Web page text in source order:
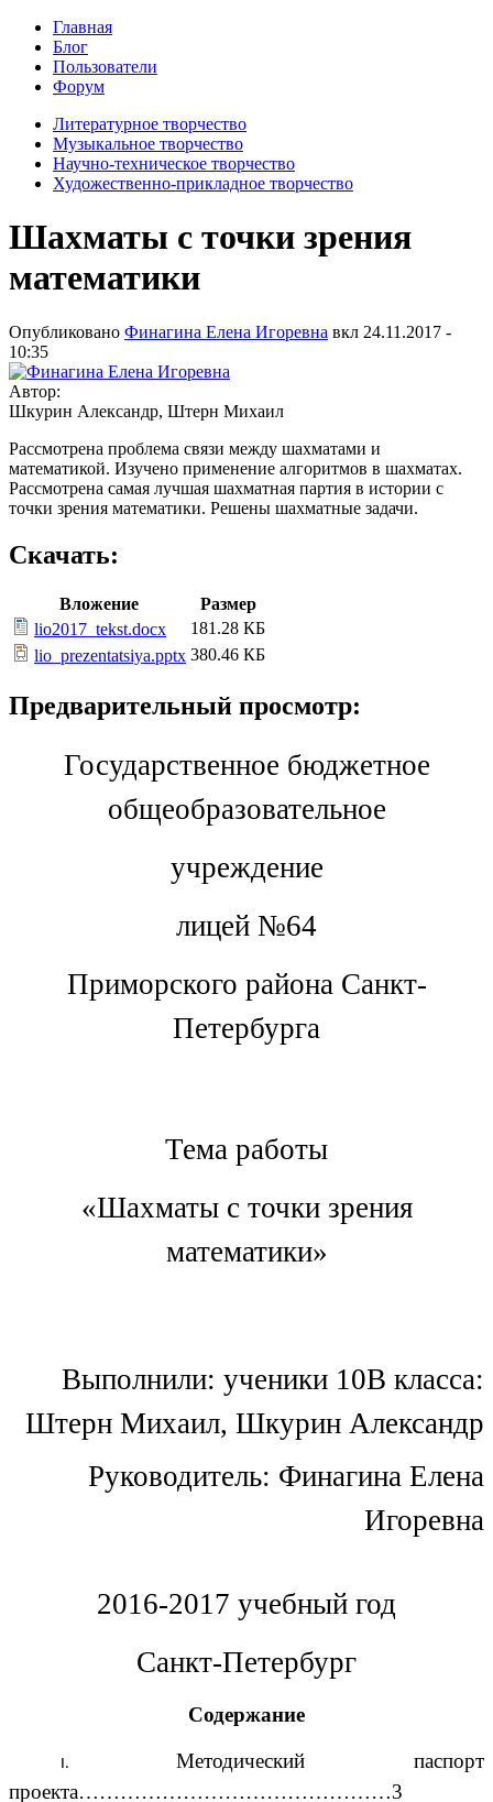
Главная
Блог
Пользователи
Форум
Литературное творчество
Музыкальное творчество
Научно-техническое творчество
Художественно-прикладное творчество
Шахматы с точки зрения
математики
Опубликовано Финагина Елена Игоревна вкл 24.11.2017 -
10:35
Автор:
Шкурин Александр, Штерн Михаил
Рассмотрена проблема связи между шахматами и
математикой. Изучено применение алгоритмов в шахматах.
Рассмотрена самая лучшая шахматная партия в истории с
точки зрения математики. Решены шахматные задачи.
Скачать:
Вложение
Размер
lio2017_tekst.docx
181.28 КБ
lio_prezentatsiya.pptx 380.46 КБ
Предварительный просмотр:
Государственное бюджетное
общеобразовательное
учреждение
лицей №64
Приморского района Санкт-
Петербурга
Тема работы
«Шахматы с точки зрения
математики»
Выполнили: ученики 10В класса:
Штерн Михаил, Шкурин Александр
Руководитель: Финагина Елена
Игоревна
2016-2017 учебный год
Санкт-Петербург
Содержание
Методический паспорт
проекта………………………………………3